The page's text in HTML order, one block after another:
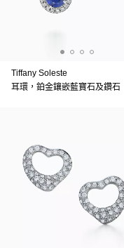
Tiffany Soleste
耳環，鉑金鑲嵌藍寶石及鑽石